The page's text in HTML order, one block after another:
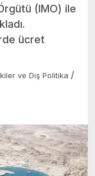
(IMO) ile
ücret
ve Dış Politika /